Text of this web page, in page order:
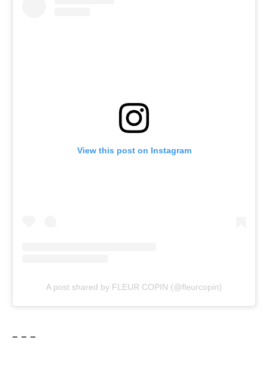
View this post on Instagram
A post shared by FLEUR COPIN (@fleurcopin)
– – –